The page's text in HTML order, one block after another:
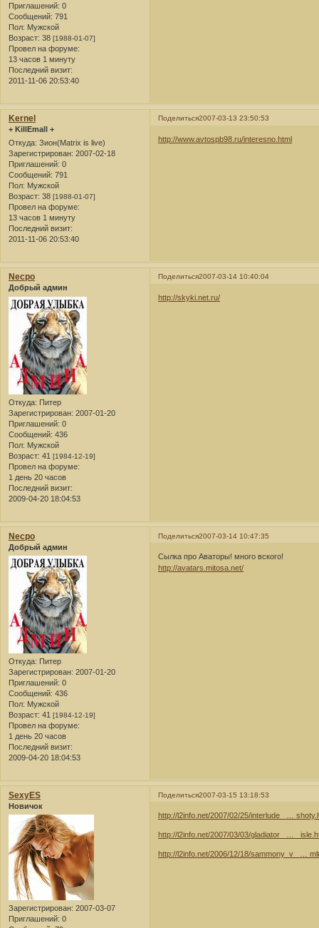
Приглашений: 0
Сообщений: 791
Пол: Мужской
Возраст: 38 [1988-01-07]
Провел на форуме:
13 часов 1 минуту
Последний визит:
2011-11-06 20:53:40
Поделиться2007-03-13 23:50:53
Kernel
+ KillEmall +
Откуда: Зион(Matrix is live)
Зарегистрирован: 2007-02-18
Приглашений: 0
Сообщений: 791
Пол: Мужской
Возраст: 38 [1988-01-07]
Провел на форуме:
13 часов 1 минуту
Последний визит:
2011-11-06 20:53:40
http://www.avtospb98.ru/interesno.html
Поделиться2007-03-14 10:40:04
Necpo
Добрый админ
Откуда: Питер
Зарегистрирован: 2007-01-20
Приглашений: 0
Сообщений: 436
Пол: Мужской
Возраст: 41 [1984-12-19]
Провел на форуме:
1 день 20 часов
Последний визит:
2009-04-20 18:04:53
http://skyki.net.ru/
Поделиться2007-03-14 10:47:35
Necpo
Добрый админ
Откуда: Питер
Зарегистрирован: 2007-01-20
Приглашений: 0
Сообщений: 436
Пол: Мужской
Возраст: 41 [1984-12-19]
Провел на форуме:
1 день 20 часов
Последний визит:
2009-04-20 18:04:53
Сылка про Аваторы! много вского!
http://avatars.mitosa.net/
Поделиться2007-03-15 13:18:53
SexyES
Новичок
Зарегистрирован: 2007-03-07
Приглашений: 0
http://l2info.net/2007/02/25/interlude_ …
http://l2info.net/2007/03/03/gladiator_ …
http://l2info.net/2006/12/18/sammony_v_ …